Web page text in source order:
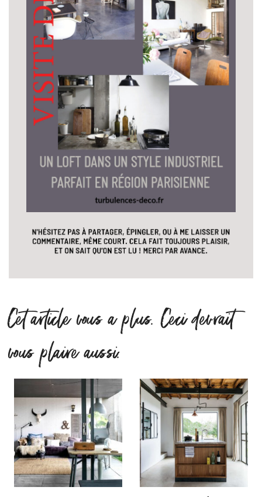
Cet article vous a plus. Ceci devrait
vous plaire aussi.